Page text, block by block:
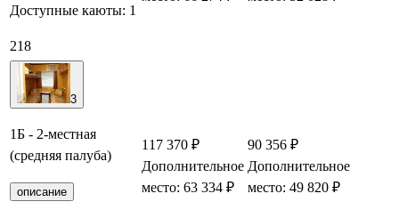
Доступные каюты: 1
218
3
1Б - 2-местная
(средняя палуба)
описание
117 370 ₽
Дополнительное
место: 63 334 ₽
90 356 ₽
Дополнительное
место: 49 820 ₽